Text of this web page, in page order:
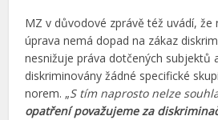
MZ v důvodové zprávě též uvádí, že
úprava nemá dopad na zákaz
nesnižuje práva dotčených subjektů
diskriminovány žádné specifické
norem. „S tím naprosto nelze
opatření považujeme za